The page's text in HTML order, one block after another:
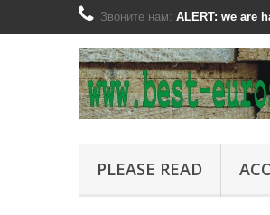
Звоните нам: ALERT: we are
PLEASE READ